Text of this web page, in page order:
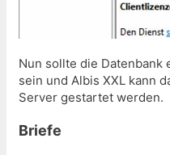
Nun sollte die
sein und Albis XXL kann
Server gestartet werden.
Briefe